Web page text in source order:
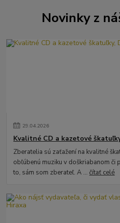
Novinky z
29.04.2026
Kvalitné CD a kazetové
Zberatelia sú zaťažení na kvalitné
obľúbenú muziku v doškriabanom či
to, sám som zberateľ. A ...čítať celé